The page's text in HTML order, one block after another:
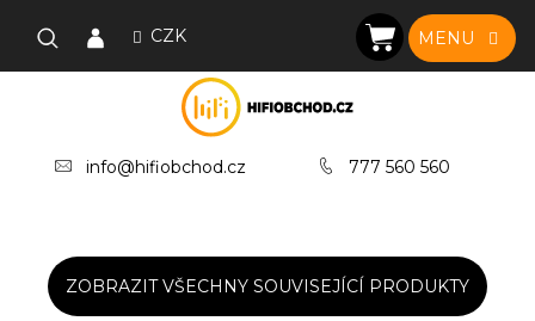
CZK
info@hifiobchod.cz 777 560 560
NÁKUPNÍ
KOŠÍK
ZOBRAZIT VŠECHNY SOUVISEJÍCÍ PRODUKTY